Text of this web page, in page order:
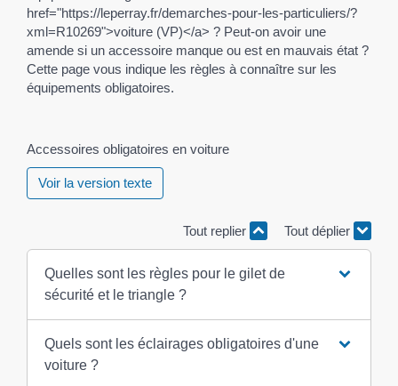
href="https://leperray.fr/demarches-pour-les-particuliers/?
xml=R10269">voiture (VP)</a> ? Peut-on avoir une
amende si un accessoire manque ou est en mauvais état ?
Cette page vous indique les règles à connaître sur les
équipements obligatoires.
Accessoires obligatoires en voiture
Voir la version texte
Tout replier Tout déplier
Quelles sont les règles pour le gilet de
sécurité et le triangle ?
Quels sont les éclairages obligatoires d'une
voiture ?